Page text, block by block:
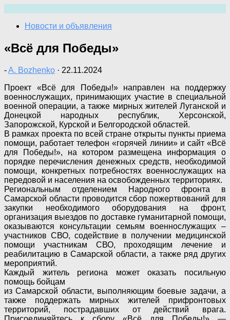
содержимому
Новости и объявления
«Всё для Победы»
-A. Bozhenko · 22.11.2024
Проект «Всё для Победы!» направлен на поддержку
военнослужащих, принимающих участие в специальной
военной операции, а также мирных жителей Луганской и
Донецкой народных республик, Херсонской,
Запорожской, Курской и Белгородской областей.
В рамках проекта по всей стране открыты пункты приема
помощи, работает телефон «горячей линии» и сайт «Всё
для Победы!», на котором размещена информация о
порядке перечисления денежных средств, необходимой
помощи, конкретных потребностях военнослужащих на
передовой и населения на освобожденных территориях.
Региональным отделением Народного фронта в
Самарской области проводится сбор пожертвований для
закупки необходимого оборудования на фронт,
организация выездов по доставке гуманитарной помощи,
оказываются консультации семьям военнослужащих –
участников СВО, содействие в получении медицинской
помощи участникам СВО, проходящим лечение и
реабилитацию в Самарской области, а также ряд других
мероприятий.
Каждый житель региона может оказать посильную
помощь бойцам
из Самарской области, выполняющим боевые задачи, а
также поддержать мирных жителей прифронтовых
территорий, пострадавших от действий врага.